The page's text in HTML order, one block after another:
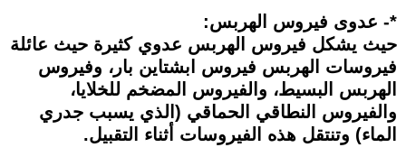
*- عدوى فيروس الهربس:
حيث يشكل فيروس الهربس عدوي كثيرة حيث عائلة
فيروسات الهربس فيروس ابشتاين بار، وفيروس
الهربس البسيط، والفيروس المضخم للخلايا،
والفيروس النطاقي الحماقي (الذي يسبب جدري
الماء) وتنتقل هذه الفيروسات أثناء التقبيل.